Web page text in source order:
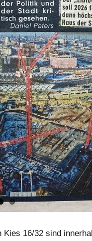
Kies 16/32 sind